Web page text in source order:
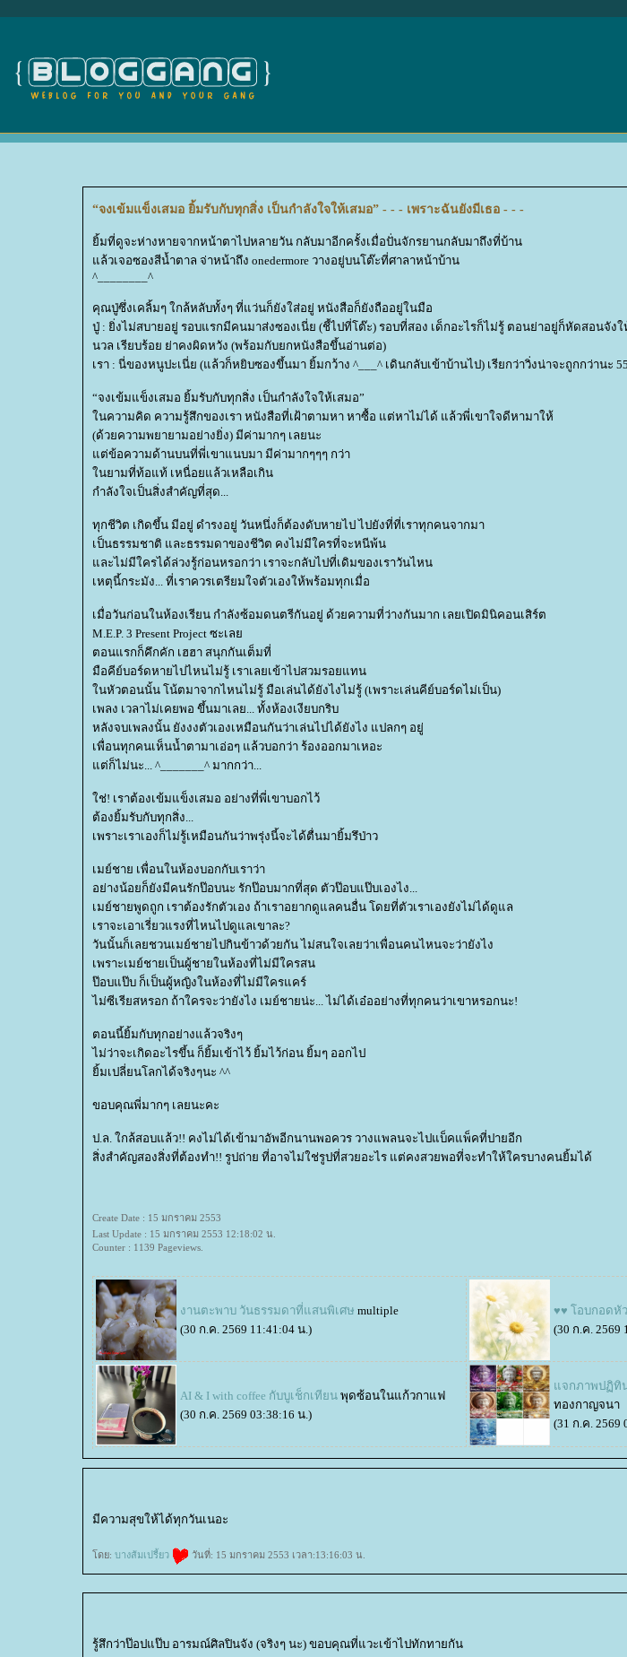
“จงเข้มแข็งเสมอ ยิ้มรับกับทุกสิ่ง เป็นกำลังใจให้เสมอ” - - - เพราะฉันยังมีเธอ - - -
ิ้มที่ดูจะห่างหายจากหน้าตาไปหลายวัน กลับมาอีกครั้งเมื่อปั่นจักรยานกลับมาถึงที่บ้าน
ล้วเจอซองสีน้ำตาล จ่าหน้าถึง onedermore วางอยู่บนโต๊ะที่ศาลาหน้าบ้าน
^________^
คุณปู่ซึ่งเคลิ้มๆ ใกล้หลับทั้งๆ ที่แว่นก็ยังใส่อยู่ หนังสือก็ยังถืออยู่ในมือ
ปู่ : ยิ่งไม่สบายอยู่ รอบแรกมีคนมาส่งซองเนี่ย (ชี้ไปที่โต๊ะ) รอบที่สอง เด็กอะไรก็ไม่รู้ ตอนย่าอยู่ก็หัดสอนจั
นวล เรียบร้อย ย่าคงผิดหวัง (พร้อมกับยกหนังสือขึ้นอ่านต่อ)
เรา : นี่ของหนูปะเนี่ย (แล้วก็หยิบซองขึ้นมา ยิ้มกว้าง ^___^ เดินกลับเข้าบ้านไป) เรียกว่าวิ่งน่าจะถูกกว่านะ
“จงเข้มแข็งเสมอ ยิ้มรับกับทุกสิ่ง เป็นกำลังใจให้เสมอ”
นความคิด ความรู้สึกของเรา หนังสือที่เฝ้าตามหา หาซื้อ แต่หาไม่ได้ แล้วพี่เขาใจดีหามาให้
(ด้วยความพยายามอย่างยิ่ง) มีค่ามากๆ เลยนะ
ต่ข้อความด้านบนที่พี่เขาแนบมา มีค่ามากๆๆๆ กว่า
นยามที่ท้อแท้ เหนื่อยแล้วเหลือเกิน
กำลังใจเป็นสิ่งสำคัญที่สุด...
ทุกชีวิต เกิดขึ้น มีอยู่ ดำรงอยู่ วันหนึ่งก็ต้องดับหายไป ไปยังที่ที่เราทุกคนจากมา
เป็นธรรมชาติ และธรรมดาของชีวิต คงไม่มีใครที่จะหนีพ้น
ละไม่มีใครได้ล่วงรู้ก่อนหรอกว่า เราจะกลับไปที่เดิมของเราวันไหน
เหตุนี้กระมัง... ที่เราควรเตรียมใจตัวเองให้พร้อมทุกเมื่อ
เมื่อวันก่อนในห้องเรียน กำลังซ้อมดนตรีกันอยู่ ด้วยความที่ว่างกันมาก เลยเปิดมินิคอนเสิร์ต
M.E.P. 3 Present Project ซะเล
ตอนแรกก็คึกคัก เฮฮา สนุกกันเต็มที่
มือคีย์บอร์ดหายไปไหนไม่รู้ เราเลยเข้าไปสวมรอยแทน
นหัวตอนนั้น โน้ตมาจากไหนไม่รู้ มือเล่นได้ยังไงไม่รู้ (เพราะเล่นคีย์บอร์ดไม่เป็น)
เพลง เวลาไม่เคยพอ ขึ้นมาเลย... ทั้งห้องเงียบกริบ
หลังจบเพลงนั้น ยังงงตัวเองเหมือนกันว่าเล่นไปได้ยังไง แปลกๆ อยู่
เพื่อนทุกคนเห็นน้ำตามาเอ่อๆ แล้วบอกว่า ร้องออกมาเหอะ
ต่ก็ไม่นะ... ^_______^ มากกว่า...
ช่! เราต้องเข้มแข็งเสมอ อย่างที่พี่เขาบอกไว้
ต้องยิ้มรับกับทุกสิ่ง...
เพราะเราเองก็ไม่รู้เหมือนกันว่าพรุ่งนี้จะได้ตื่นมายิ้มรึป่าว
เมย์ชาย เพื่อนในห้องบอกกับเราว่า
อย่างน้อยก็ยังมีคนรักป๊อบนะ รักป๊อบมากที่สุด ตัวป๊อบแป๊บเองไง...
เมย์ชายพูดถูก เราต้องรักตัวเอง ถ้าเราอยากดูแลคนอื่น โดยที่ตัวเราเองยังไม่ได้ดูแล
เราจะเอาเรี่ยวแรงที่ไหนไปดูแลเขาละ?
วันนั้นก็เลยชวนเมย์ชายไปกินข้าวด้วยกัน ไม่สนใจเลยว่าเพื่อนคนไหนจะว่ายังไง
เพราะเมย์ชายเป็นผู้ชายในห้องที่ไม่มีใครสน
ป๊อบแป๊บ ก็เป็นผู้หญิงในห้องที่ไม่มีใครแคร์
ไม่ซีเรียสหรอก ถ้าใครจะว่ายังไง เมย์ชายน่ะ... ไม่ได้เอ๋ออย่างที่ทุกคนว่าเขาหรอกนะ!
ตอนนี้ยิ้มกับทุกอย่างแล้วจริงๆ
ไม่ว่าจะเกิดอะไรขึ้น ก็ยิ้มเข้าไว้ ยิ้มไว้ก่อน ยิ้มๆ ออกไป
ิ้มเปลี่ยนโลกได้จริงๆนะ ^^
ขอบคุณพี่มากๆ เลยนะคะ
ป.ล. ใกล้สอบแล้ว!! คงไม่ได้เข้ามาอัพอีกนานพอควร วางแพลนจะไปแบ็คแพ็คที่ปายอีก
สิ่งสำคัญสองสิ่งที่ต้องทำ!! รูปถ่าย ที่อาจไม่ใช่รูปที่สวยอะไร แต่คงสวยพอที่จะทำให้ใครบางคนยิ้มได้
Create Date : 15 มกราคม 2553
Last Update : 15 มกราคม 2553 12:18:02 น.
Counter : 1139 Pageviews.
งานตะพาบ วันธรรมดาที่แสนพิเศษ multiple
(30 ก.ค. 2569 11:41:04 น.)
♥♥ โอบกอดหั
(30 ก.ค. 2569
AI & I with coffee กับบูเช็กเทียน พุดซ้อนในแก้วกาแฟ
(30 ก.ค. 2569 03:38:16 น.)
จกภาพปฏิทิน
ทองกาญจนา
(31 ก.ค. 2569
มีความสุขให้ได้ทุกวันเนอะ
ดย: บางส้มเปรี้ยว วันที่: 15 มกราคม 2553 เวลา:13:16:03 น.
รู้สึกว่าป๊อปแป๊บ อารมณ์ศิลปินจัง (จริงๆ นะ) ขอบคุณที่แวะเข้าไปทักทายกัน